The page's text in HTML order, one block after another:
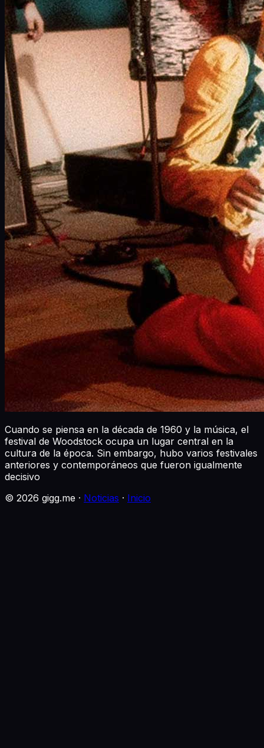
Cuando se piensa en la década de 1960 y la música, el
festival de Woodstock ocupa un lugar central en la
cultura de la época. Sin embargo, hubo varios festivales
anteriores y contemporáneos que fueron igualmente
decisivo
© 2026 gigg.me · Noticias · Inicio